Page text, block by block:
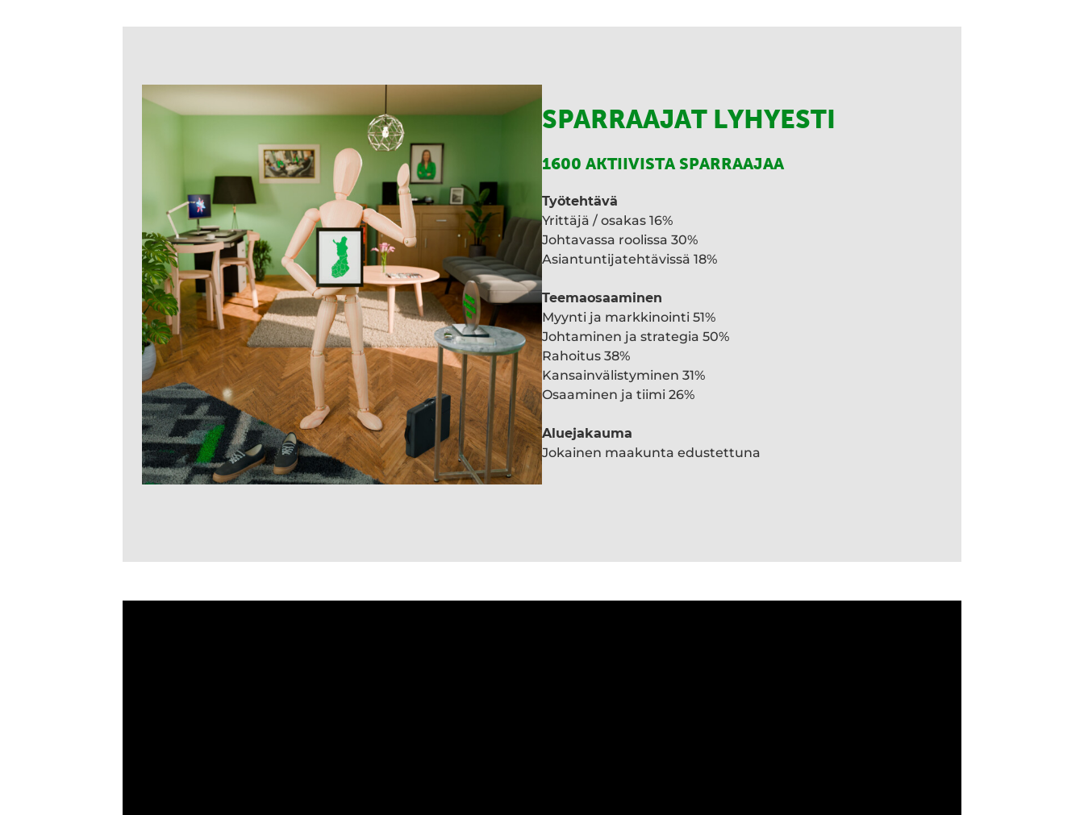
SPARRAAJAT LYHYESTI
1600 AKTIIVISTA SPARRAAJAA
Työtehtävä
Yrittäjä / osakas 16%
Johtavassa roolissa 30%
Asiantuntijatehtävissä 18%
Teemaosaaminen
Myynti ja markkinointi 51%
Johtaminen ja strategia 50%
Rahoitus 38%
Kansainvälistyminen 31%
Osaaminen ja tiimi 26%
Aluejakauma
Jokainen maakunta edustettuna